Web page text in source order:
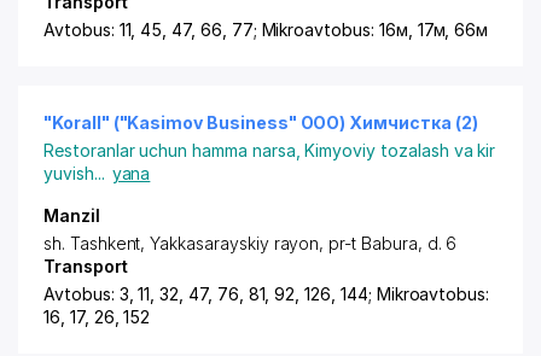
Avtobus: 11, 45, 47, 66, 77; Mikroavtobus: 16м, 17м, 66м
"Korall" ("Kasimov Business" ООО) Химчистка (2)
Restoranlar uchun hamma narsa ,Kimyoviy tozalash va kir
yuvish... yana
Manzil
sh. Tashkent,Yakkasarayskiy rayon, pr-t Babura, d. 6
Transport
Avtobus: 3, 11, 32, 47, 76, 81, 92, 126, 144; Mikroavtobus:
16, 17, 26, 152